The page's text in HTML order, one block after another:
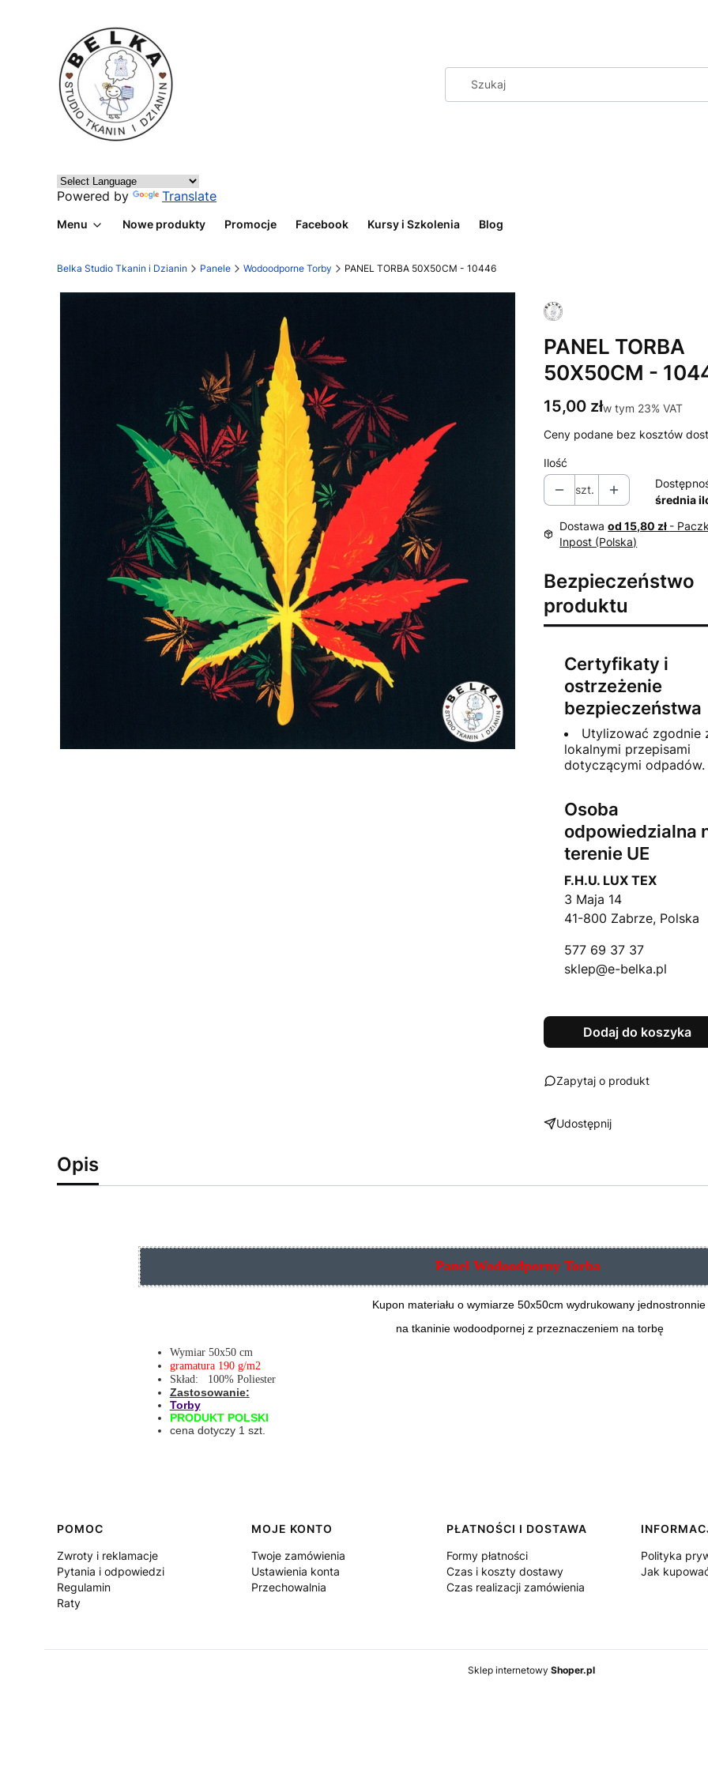
Powered by Translate
Menu Nowe produkty Promocje Facebook Kursy i Szkolenia Blog
Belka Studio Tkanin i Dzianin Panele Wodoodporne Torby PANEL TORBA 50X50CM - 10446
PANEL TORBA
50X50CM -
Cena
15,00 złw tym 23% VAT
w tym 23% VAT
Ceny podane bez kosztów
Ilość
szt.
średnia
Dostawaod 15,80 zł -
Inpost (Polska)
Bezpieczeństwo
produktu
Certyfikaty i
ostrzeżenie
bezpieczeństwa
Utylizować zgodnie
lokalnymi przepisami
dotyczącymi odpadów.
Osoba
odpowiedzialna
terenie UE
F.H.U. LUX TEX
3 Maja 14
41-800 Zabrze, Polska
577 69 37 37
sklep@e-belka.pl
Dodaj do koszyka
Zapytaj o produkt
Udostępnij
Opis
Panel Wodoodporny Torba
Kupon materiału o wymiarze 50x50cm wydrukowany jednostronnie
na tkaninie wodoodpornej z przeznaczeniem na torbę
Wymiar 50x50 cm
gramatura 190 g/m2
Skład: 100% Poliester
Zastosowanie:
Torby
PRODUKT POLSKI
cena dotyczy 1 szt.
Linki w stopce
POMOC
Zwroty i reklamacje
Pytania i odpowiedzi
Regulamin
Raty
MOJE KONTO
Twoje zamówienia
Ustawienia konta
Przechowalnia
PŁATNOŚCI I DOSTAWA
Formy płatności
Czas i koszty dostawy
Czas realizacji zamówienia
Polityka
Jak
Sklep internetowy Shoper.pl